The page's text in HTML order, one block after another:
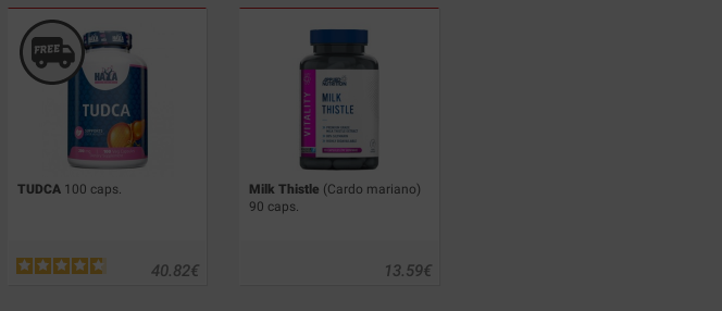
TUDCA 100 caps.
€
40.82
Milk Thistle (Cardo mariano)
90 caps.
€
13.59